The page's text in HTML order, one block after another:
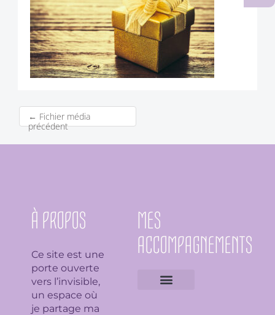
← Fichier média
précédent
À PROPOS
Ce site est une
porte ouverte
vers l’invisible,
un espace où
je partage ma
MES
ACCOMPAGNEMENTS